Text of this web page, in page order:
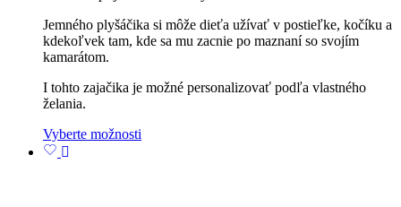
Jemného plyšáčika si môže dieťa užívať v postieľke, kočíku a
kdekoľvek tam, kde sa mu zacnie po maznaní so svojím
kamarátom.
I tohto zajačika je možné personalizovať podľa vlastného
želania.
Vyberte možnosti